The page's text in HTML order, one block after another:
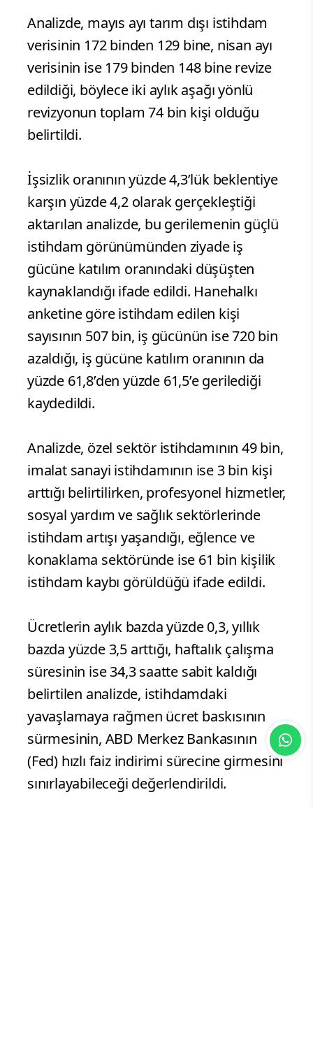
Analizde, mayıs ayı tarım dışı istihdam
verisinin 172 binden 129 bine, nisan ayı
verisinin ise 179 binden 148 bine revize
edildiği, böylece iki aylık aşağı yönlü
revizyonun toplam 74 bin kişi olduğu
belirtildi.
İşsizlik oranının yüzde 4,3’lük beklentiye
karşın yüzde 4,2 olarak gerçekleştiği
aktarılan analizde, bu gerilemenin güçlü
istihdam görünümünden ziyade iş
gücüne katılım oranındaki düşüşten
kaynaklandığı ifade edildi. Hanehalkı
anketine göre istihdam edilen kişi
sayısının 507 bin, iş gücünün ise 720 bin
azaldığı, iş gücüne katılım oranının da
yüzde 61,8’den yüzde 61,5’e gerilediği
kaydedildi.
Analizde, özel sektör istihdamının 49 bin,
imalat sanayi istihdamının ise 3 bin kişi
arttığı belirtilirken, profesyonel hizmetler,
sosyal yardım ve sağlık sektörlerinde
istihdam artışı yaşandığı, eğlence ve
konaklama sektöründe ise 61 bin kişilik
istihdam kaybı görüldüğü ifade edildi.
Ücretlerin aylık bazda yüzde 0,3, yıllık
bazda yüzde 3,5 arttığı, haftalık çalışma
süresinin ise 34,3 saatte sabit kaldığı
belirtilen analizde, istihdamdaki
yavaşlamaya rağmen ücret baskısının
sürmesinin, ABD Merkez Bankasının
(Fed) hızlı faiz indirimi sürecine girmesini
sınırlayabileceği değerlendirildi.